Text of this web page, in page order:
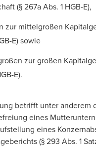
(§ 267a Abs. 1 HGB-E),
zur mittelgroßen
E) sowie
zur großen
E).
betrifft unter anderem
eines
eines
(§ 293 Abs. 1